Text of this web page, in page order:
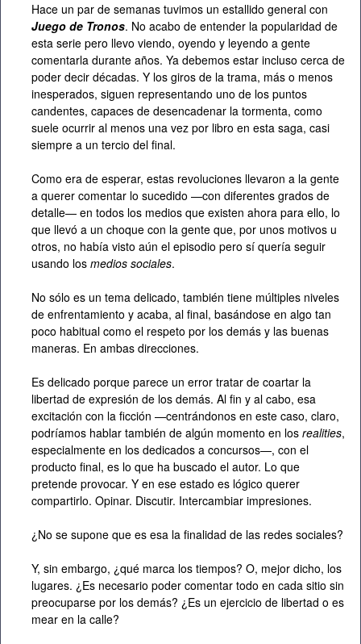
Hace un par de semanas tuvimos un estallido general con
Juego de Tronos. No acabo de entender la popularidad de
esta serie pero llevo viendo, oyendo y leyendo a gente
comentarla durante años. Ya debemos estar incluso cerca de
poder decir décadas. Y los giros de la trama, más o menos
inesperados, siguen representando uno de los puntos
candentes, capaces de desencadenar la tormenta, como
suele ocurrir al menos una vez por libro en esta saga, casi
siempre a un tercio del final.
Como era de esperar, estas revoluciones llevaron a la gente
a querer comentar lo sucedido —con diferentes grados de
detalle— en todos los medios que existen ahora para ello, lo
que llevó a un choque con la gente que, por unos motivos u
otros, no había visto aún el episodio pero sí quería seguir
usando los medios sociales.
No sólo es un tema delicado, también tiene múltiples niveles
de enfrentamiento y acaba, al final, basándose en algo tan
poco habitual como el respeto por los demás y las buenas
maneras. En ambas direcciones.
Es delicado porque parece un error tratar de coartar la
libertad de expresión de los demás. Al fin y al cabo, esa
excitación con la ficción —centrándonos en este caso, claro,
podríamos hablar también de algún momento en los realities,
especialmente en los dedicados a concursos—, con el
producto final, es lo que ha buscado el autor. Lo que
pretende provocar. Y en ese estado es lógico querer
compartirlo. Opinar. Discutir. Intercambiar impresiones.
¿No se supone que es esa la finalidad de las redes sociales?
Y, sin embargo, ¿qué marca los tiempos? O, mejor dicho, los
lugares. ¿Es necesario poder comentar todo en cada sitio sin
preocuparse por los demás? ¿Es un ejercicio de libertad o es
mear en la calle?